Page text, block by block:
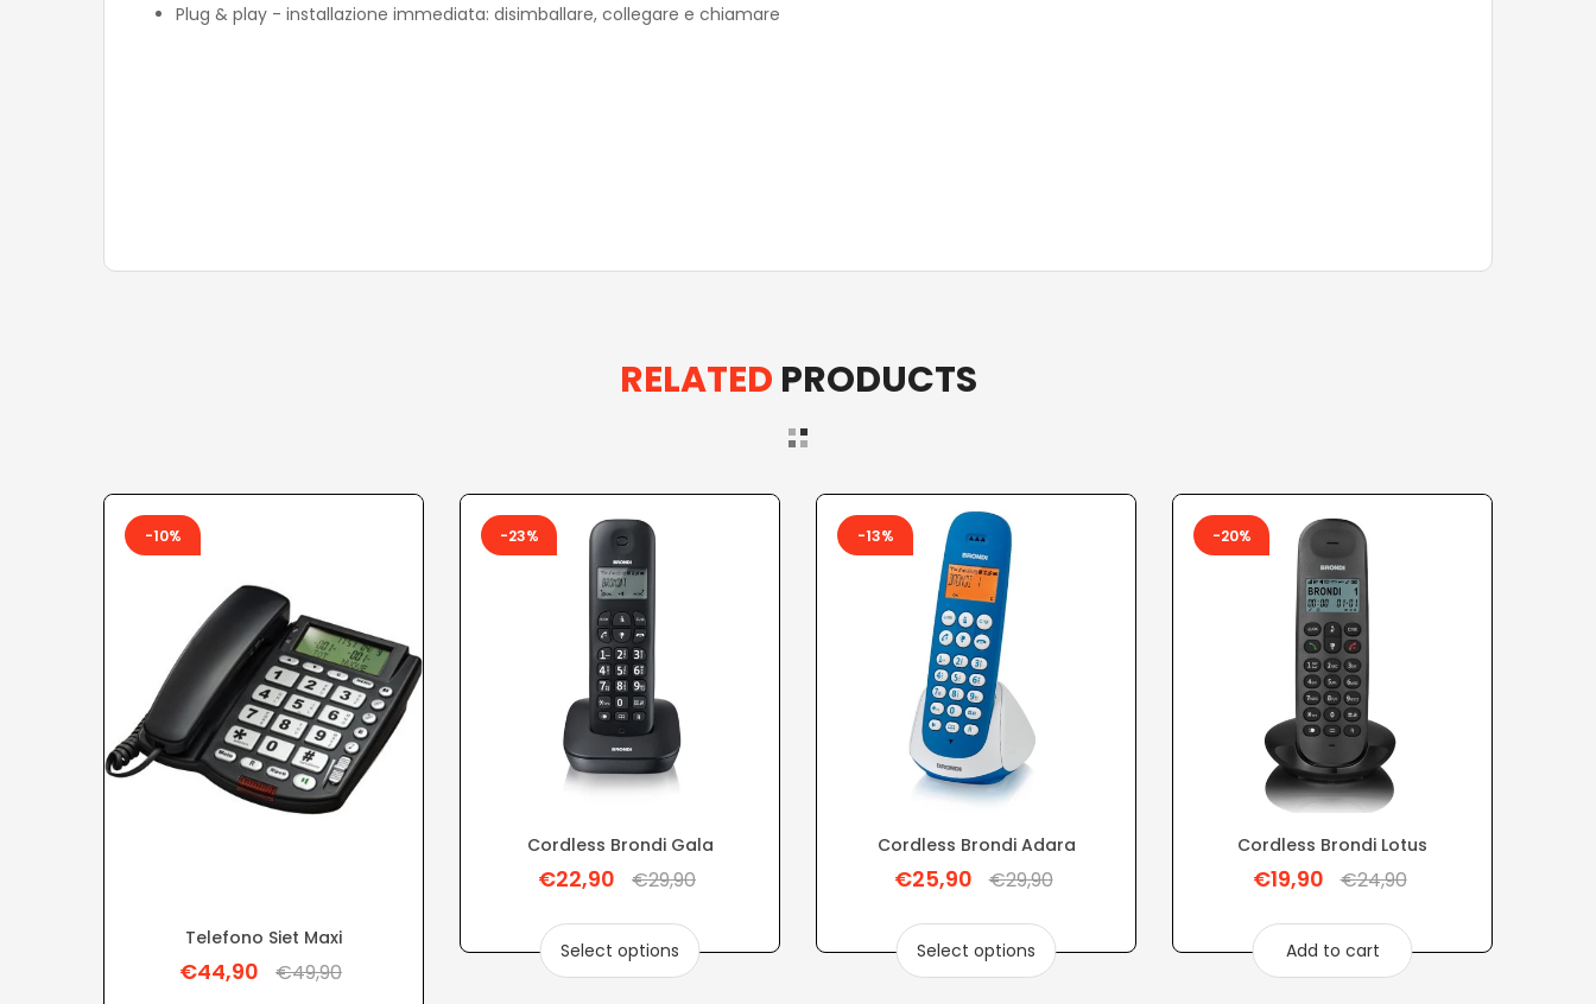
Plug & play - installazione immediata: disimballare, collegare e chiamare
RELATED PRODUCTS
-10%
Telefono Siet Maxi
Regular
€44,90 €49,90
-23%
Cordless Brondi Gala
Regular
€22,90 €29,90
Select options
-13%
Cordless Brondi Adara
Regular
€25,90 €29,90
Select options
-20%
Cordless Brondi Lotus
Regular
€19,90 €24,90
Add to cart